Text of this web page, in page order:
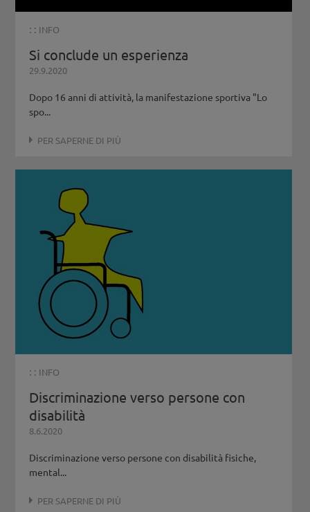
: : INFO
Si conclude un esperienza
29.9.2020
Dopo 16 anni di attività, la manifestazione sportiva "Lo
spo...
PER SAPERNE DI PIÙ
: : INFO
Discriminazione verso persone con
disabilità
8.6.2020
Discriminazione verso persone con disabilità fisiche,
mental...
PER SAPERNE DI PIÙ